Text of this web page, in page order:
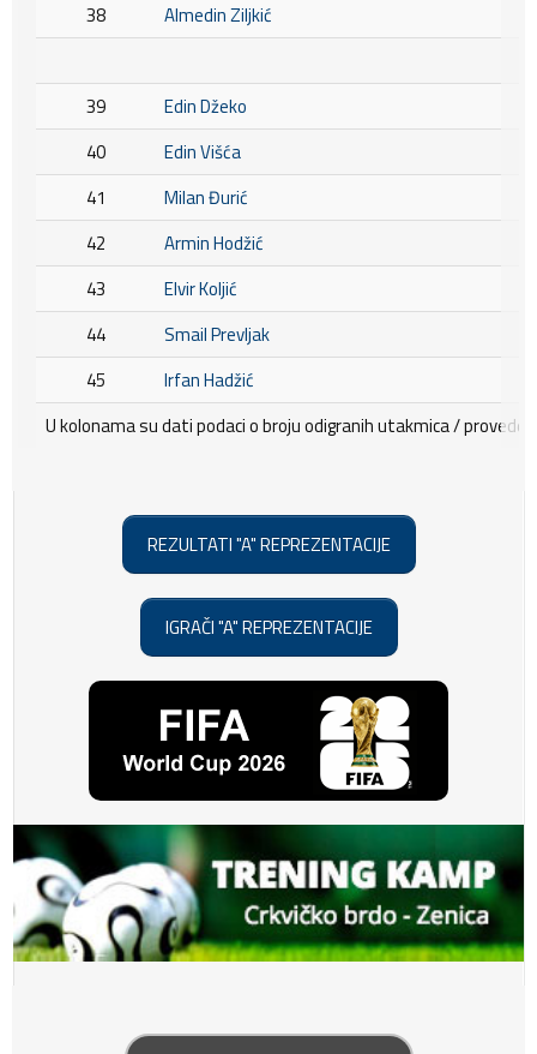
U kolonama su dati podaci o broju odigranih utakmica /
38
Almedin Ziljkić
39
Edin Džeko
40
Edin Višća
41
Milan Đurić
42
Armin Hodžić
43
Elvir Koljić
44
Smail Prevljak
45
Irfan Hadžić
REZULTATI "A" REPREZENTACIJE
IGRAČI "A" REPREZENTACIJE